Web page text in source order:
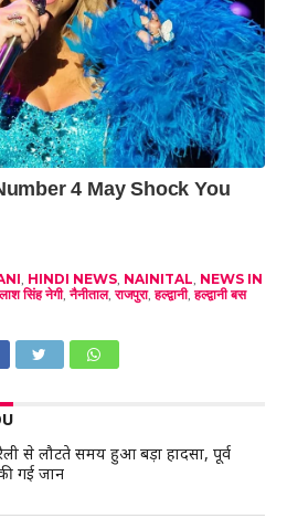
HINDI NEWS, NAINITAL NEWS IN
सिंह नेगी,नैनीताल,राजपुरा,हल्द्वानी,हल्द्वानी बस
रैली से लौटते समय हुआ बड़ा हादसा, पूर्व
गई जान